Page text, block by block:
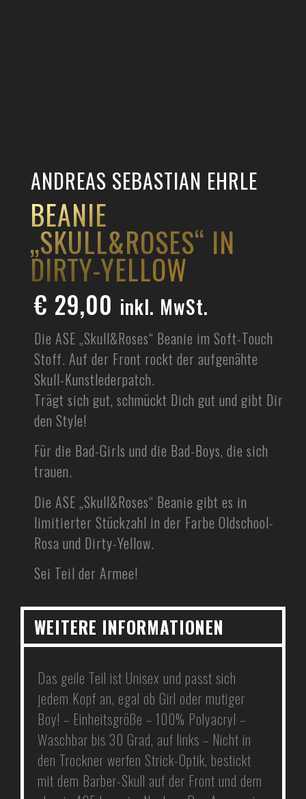
ANDREAS SEBASTIAN EHRLE
BEANIE
„SKULL&ROSES“ IN
DIRTY-YELLOW
€ 29,00 inkl. MwSt.
Die ASE „Skull&Roses“ Beanie im Soft-Touch
Stoff. Auf der Front rockt der aufgenähte
Skull-Kunstlederpatch.
Trägt sich gut, schmückt Dich gut und gibt Dir
den Style!
Für die Bad-Girls und die Bad-Boys, die sich
trauen.
Die ASE „Skull&Roses“ Beanie gibt es in
limitierter Stückzahl in der Farbe Oldschool-
Rosa und Dirty-Yellow.
Sei Teil der Armee!
WEITERE INFORMATIONEN
Das geile Teil ist Unisex und passt sich
jedem Kopf an, egal ob Girl oder mutiger
Boy! – Einheitsgröße – 100% Polyacryl –
Waschbar bis 30 Grad, auf links – Nicht in
den Trockner werfen Strick-Optik, bestickt
mit dem Barber-Skull auf der Front und dem